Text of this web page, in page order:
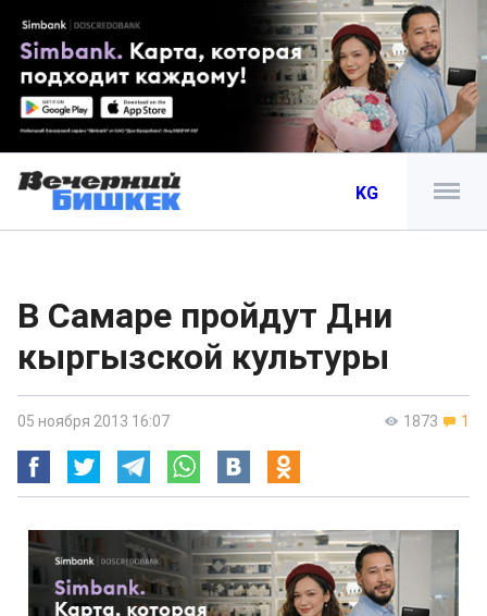
KG
В Самаре пройдут Дни
кыргызской культуры
1873 1
05 ноября 2013 16:07